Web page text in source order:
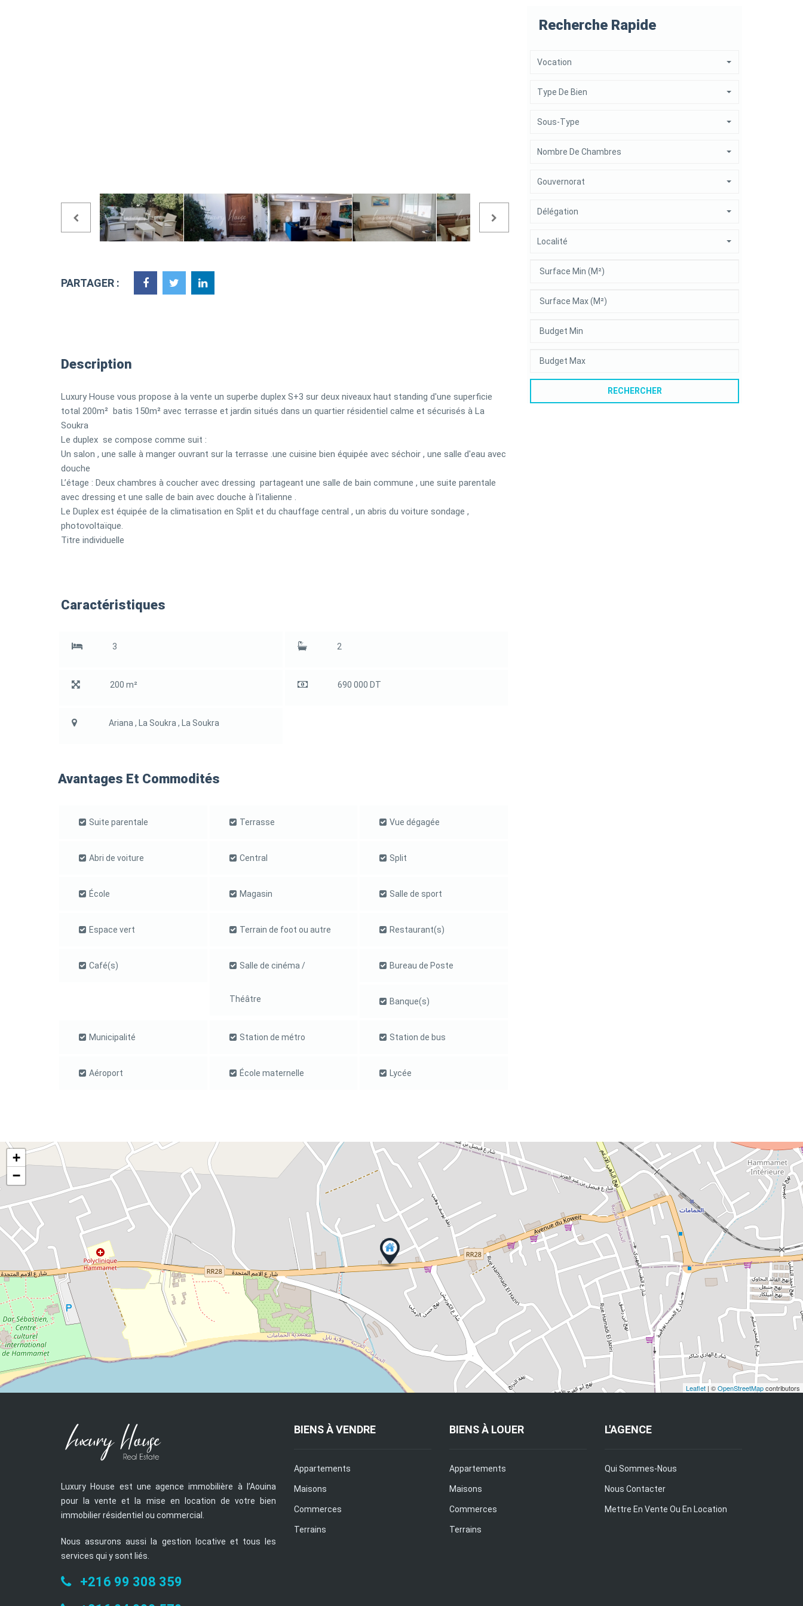
PARTAGER :
Description
Luxury House vous propose à la vente un superbe duplex S+3 sur deux niveaux haut standing d'une superficie
total 200m² batis 150m² avec terrasse et jardin situés dans un quartier résidentiel calme et sécurisés à La
Soukra
Le duplex se compose comme suit :
Un salon , une salle à manger ouvrant sur la terrasse .une cuisine bien équipée avec séchoir , une salle d'eau avec
douche
L’étage : Deux chambres à coucher avec dressing partageant une salle de bain commune , une suite parentale
avec dressing et une salle de bain avec douche à l'italienne .
Le Duplex est équipée de la climatisation en Split et du chauffage central , un abris du voiture sondage ,
photovoltaïque.
Titre individuelle
Caractéristiques
3 2
200 m² 690 000 DT
Ariana , La Soukra , La Soukra
Avantages Et Commodités
Suite parentale Terrasse Vue dégagée
Abri de voiture Central Split
École Magasin Salle de sport
Espace vert Terrain de foot ou autre Restaurant(s)
Café(s) Salle de cinéma /
Théâtre
Bureau de Poste
Banque(s)
Municipalité Station de métro Station de bus
Aéroport École maternelle Lycée
Recherche Rapide
Vocation
Type De Bien
Sous-Type
Nombre De Chambres
Gouvernorat
Délégation
Localité
RECHERCHER
+
−
Leaflet | ©OpenStreetMapcontributors
Luxury House est une agence immobilière à l’Aouina
pour la vente et la mise en location de votre bien
immobilier résidentiel ou commercial.
Nous assurons aussi la gestion locative et tous les
services qui y sont liés.
+216 99 308 359
BIENS À VENDRE
Appartements
Maisons
Commerces
Terrains
BIENS À LOUER
Appartements
Maisons
Commerces
Terrains
L'AGENCE
Qui Sommes-Nous
Nous Contacter
Mettre En Vente Ou En Location